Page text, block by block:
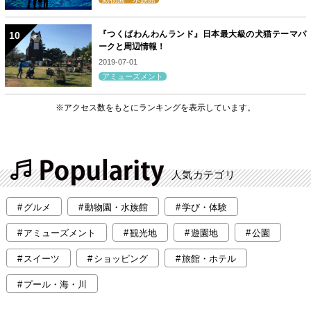
『つくばわんわんランド』日本最大級の犬猫テーマパ
ークと周辺情報！
2019-07-01
アミューズメント
※アクセス数をもとにランキングを表示しています。
人気カテゴリ
グルメ 動物園・水族館 学び・体験
アミューズメント 観光地 遊園地 公園
スイーツ ショッピング 旅館・ホテル
プール・海・川